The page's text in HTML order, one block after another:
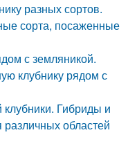
разных сортов.
сорта, посаженные
с земляникой.
клубнику рядом с
Гибриды и
областей